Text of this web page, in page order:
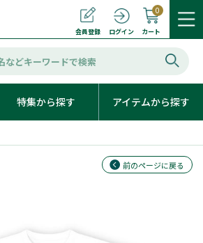
会員登録 ログイン カート
0
特集から探す アイテムから探す
前のページに戻る